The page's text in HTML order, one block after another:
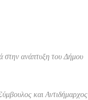
στην ανάπτυξη του Δήμου
και Αντιδήμαρχος